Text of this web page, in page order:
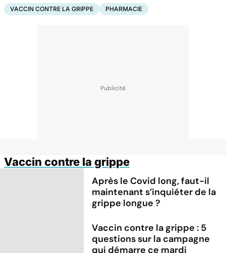
VACCIN CONTRE LA GRIPPE PHARMACIE
Vaccin contre la grippe
Après le Covid long, faut-il
maintenant s’inquiéter de la
grippe longue ?
Vaccin contre la grippe : 5
questions sur la campagne
qui démarre ce mardi